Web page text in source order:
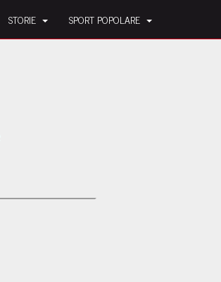
STORIE SPORT POPOLARE